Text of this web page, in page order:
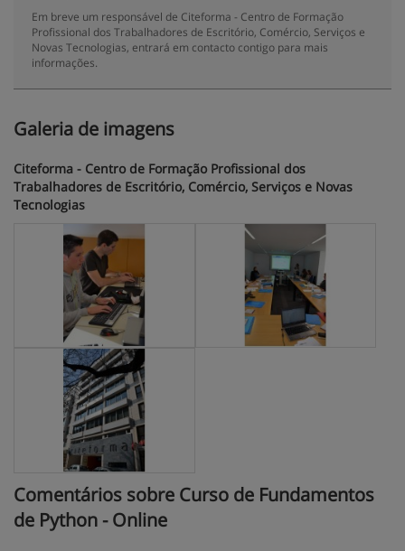
Em breve um responsável de Citeforma - Centro de Formação
Profissional dos Trabalhadores de Escritório, Comércio, Serviços e
Novas Tecnologias, entrará em contacto contigo para mais
informações.
Galeria de imagens
Citeforma - Centro de Formação Profissional dos
Trabalhadores de Escritório, Comércio, Serviços e Novas
Tecnologias
Comentários sobre Curso de Fundamentos
de Python - Online